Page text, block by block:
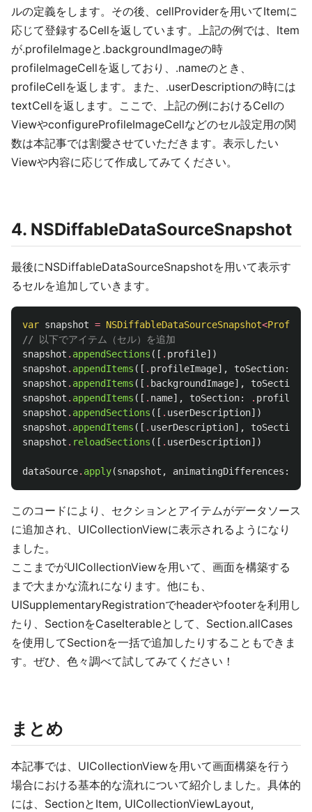
ルの定義をします。その後、cellProviderを用いてItemに
応じて登録するCellを返しています。上記の例では、Item
が.profileImageと.backgroundImageの時
profileImageCellを返しており、.nameのとき、
profileCellを返します。また、.userDescriptionの時には
textCellを返します。ここで、上記の例におけるCellの
ViewやconfigureProfileImageCellなどのセル設定用の関
数は本記事では割愛させていただきます。表示したい
Viewや内容に応じて作成してみてください。
4. NSDiffableDataSourceSnapshot
最後にNSDiffableDataSourceSnapshotを用いて表示す
るセルを追加していきます。
var snapshot = NSDiffableDataSourceSnapshot<
// 以下でアイテム（セル）を追加
snapshot . appendSections ([ . profile])
snapshot . appendItems ([ . profileImage], toSection:
snapshot . appendItems ([ . backgroundImage], toSection
snapshot . appendItems ([ . name], toSection: . profile
snapshot . appendSections ([ . userDescription])
snapshot . appendItems ([ . userDescription], toSection
snapshot . reloadSections ([ . userDescription])
dataSource. apply(snapshot , animatingDifferences :
このコードにより、セクションとアイテムがデータソース
に追加され、UICollectionViewに表示されるようになり
ました。
ここまでがUICollectionViewを用いて、画面を構築する
まで大まかな流れになります。他にも、
UISupplementaryRegistrationでheaderやfooterを利用し
たり、SectionをCaseIterableとして、Section.allCases
を使用してSectionを一括で追加したりすることもできま
す。ぜひ、色々調べて試してみてください！
まとめ
本記事では、UICollectionViewを用いて画面構築を行う
場合における基本的な流れについて紹介しました。具体的
には、SectionとItem, UICollectionViewLayout,